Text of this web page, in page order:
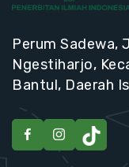
Perum Sadewa,
Ngestiharjo,
Bantul, Daerah